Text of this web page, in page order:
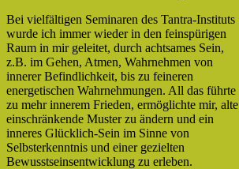
Bei vielfältigen Seminaren des Tantra-Instituts
wurde ich immer wieder in den feinspürigen
Raum in mir geleitet, durch achtsames Sein,
z.B. im Gehen, Atmen, Wahrnehmen von
innerer Befindlichkeit, bis zu feineren
energetischen Wahrnehmungen. All das führte
zu mehr innerem Frieden, ermöglichte mir, alte
einschränkende Muster zu ändern und ein
inneres Glücklich-Sein im Sinne von
Selbsterkenntnis und einer gezielten
Bewusstseinsentwicklung zu erleben.